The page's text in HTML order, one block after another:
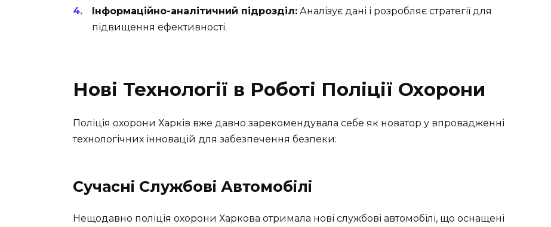
Інформаційно-аналітичний підрозділ: Аналізує дані і розробляє стратегії для
підвищення ефективності.
Нові Технології в Роботі Поліції Охорони
Поліція охорони Харків вже давно зарекомендувала себе як новатор у впровадженні
технологічних інновацій для забезпечення безпеки:
Сучасні Службові Автомобілі
Нещодавно поліція охорони Харкова отримала нові службові автомобілі, що оснащені